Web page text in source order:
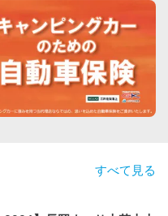
すべて見る